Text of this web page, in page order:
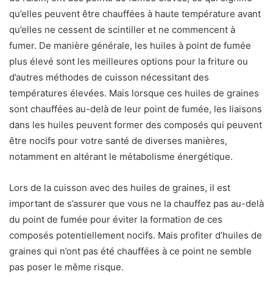
qu’elles peuvent être chauffées à haute température avant
qu’elles ne cessent de scintiller et ne commencent à
fumer. De manière générale, les huiles à point de fumée
plus élevé sont les meilleures options pour la friture ou
d’autres méthodes de cuisson nécessitant des
températures élevées. Mais lorsque ces huiles de graines
sont chauffées au-delà de leur point de fumée, les liaisons
dans les huiles peuvent former des composés qui peuvent
être nocifs pour votre santé de diverses manières,
notamment en altérant le métabolisme énergétique.
Lors de la cuisson avec des huiles de graines, il est
important de s’assurer que vous ne la chauffez pas au-delà
du point de fumée pour éviter la formation de ces
composés potentiellement nocifs. Mais profiter d’huiles de
graines qui n’ont pas été chauffées à ce point ne semble
pas poser le même risque.